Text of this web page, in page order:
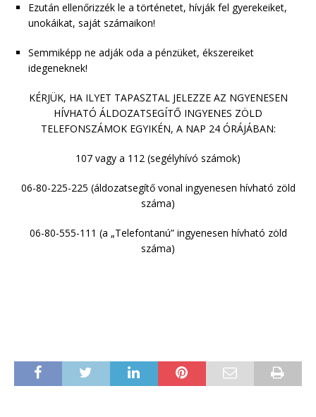
Ezután ellenőrizzék le a történetet, hívják fel gyerekeiket,
unokáikat, saját számaikon!
Semmiképp ne adják oda a pénzüket, ékszereiket
idegeneknek!
KÉRJÜK, HA ILYET TAPASZTAL JELEZZE AZ NGYENESEN
HÍVHATÓ ÁLDOZATSEGÍTŐ INGYENES ZÖLD
TELEFONSZÁMOK EGYIKÉN, A NAP 24 ÓRÁJÁBAN:
107 vagy a 112 (segélyhívó számok)
06-80-225-225 (áldozatsegítő vonal ingyenesen hívható zöld
száma)
06-80-555-111 (a „Telefontanú” ingyenesen hívható zöld
száma)